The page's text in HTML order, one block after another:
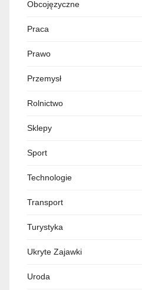
Obcojęzyczne
Praca
Prawo
Przemysł
Rolnictwo
Sklepy
Sport
Technologie
Transport
Turystyka
Ukryte Zajawki
Uroda